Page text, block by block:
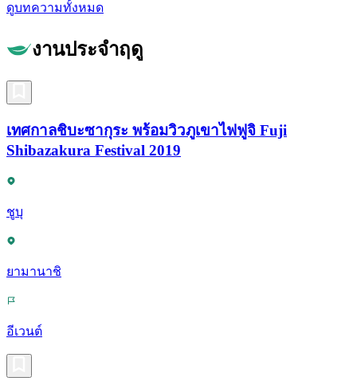
ดูบทความทั้งหมด
งานประจำฤดู
เทศกาลชิบะซากุระ พร้อมวิวภูเขาไฟฟูจิ Fuji
Shibazakura Festival 2019
ชูบุ
ยามานาชิ
อีเวนต์